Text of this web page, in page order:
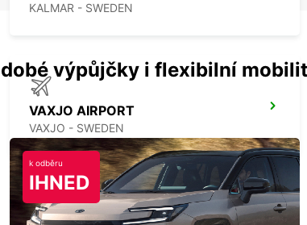
KALMAR - SWEDEN
VAXJO AIRPORT
VAXJO - SWEDEN
výpůjčky i flexibilní
k odběru
IHNED